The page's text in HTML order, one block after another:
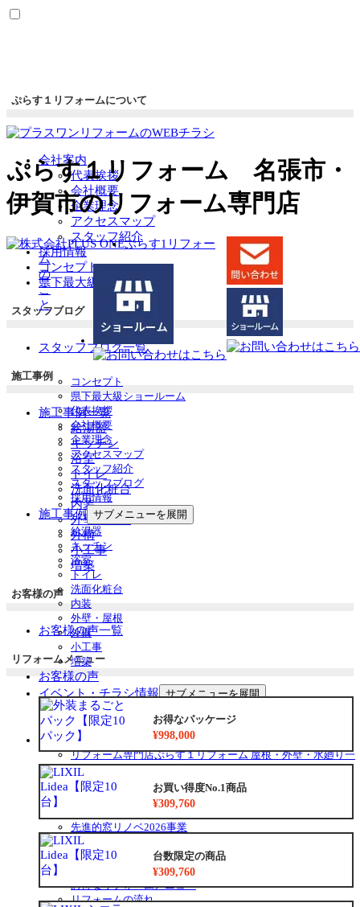
ぷらす１リフォーム 名張市・
伊賀市のリフォーム専門店
ぷらす1リフォー
ム
の
こ
と
コンセプト
県下最大級ショールーム
代表挨拶
会社概要
企業理念
アクセスマップ
スタッフ紹介
スタッフブログ
採用情報
施工事例 サブメニューを展開
給湯器
キッチン
浴室
トイレ
洗面化粧台
内装
外壁・屋根
外構
小工事
増築
お客様の声
イベント・チラシ情報 サブメニューを展開
イベント情報
チラシ情報
お役立ち情報
リフォーム専門店ぷらす１リフォーム 屋根・外壁・水廻り一
新祭
水まわり4点パック
外壁塗装最安値キャンペーン
住宅省エネ2026キャンペーン
先進的窓リノベ2026事業
みらいエコ住宅2026事業
給湯省エネ2026事業
お得なリフォームメニュー
リフォームの流れ
ぷらす１リフォームについて
会社案内
代表挨拶
会社概要
企業理念
アクセスマップ
スタッフ紹介
採用情報
コンセプト
県下最大級ショールーム
スタッフブログ
スタッフブログ一覧
施工事例
施工事例一覧
給湯器
キッチン
浴室
トイレ
洗面化粧台
内装
外壁・屋根
外構
小工事
増築
お客様の声
お客様の声一覧
リフォームメニュー
お得なパッケージ
¥998,000
お買い得度No.1商品
¥309,760
台数限定の商品
¥309,760